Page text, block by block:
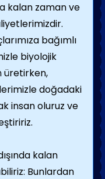
kalan zaman ve
bağımlı
biyolojik
üretirken,
doğadaki
insan oluruz ve
kalan
Bunlardan